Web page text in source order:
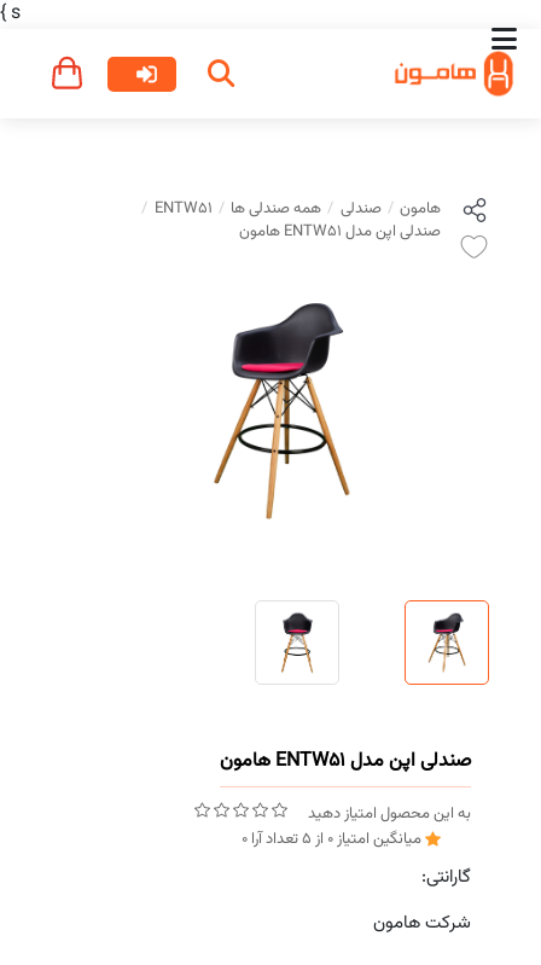
s
}
صندلی اپن مدل ENTW51 هامون
به این محصول امتیاز دهید
میانگین امتیاز0 از 5تعداد آرا 0
گارانتی:
شرکت هامون
هامون صندلی همه صندلی ها
ENTW51
صندلی اپن مدل ENTW51 هامون